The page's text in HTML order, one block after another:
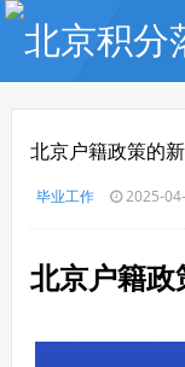
北京户籍政策的
毕业工作 2025-
北京户籍政